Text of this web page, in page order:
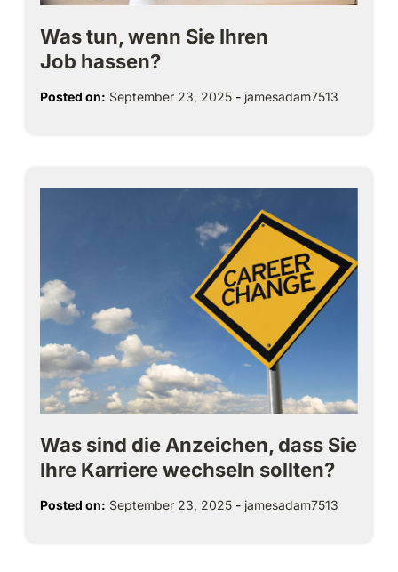
Was tun, wenn Sie Ihren
Job hassen?
Posted on: September 23, 2025 - jamesadam7513
Was sind die Anzeichen, dass Sie
Ihre Karriere wechseln sollten?
Posted on: September 23, 2025 - jamesadam7513